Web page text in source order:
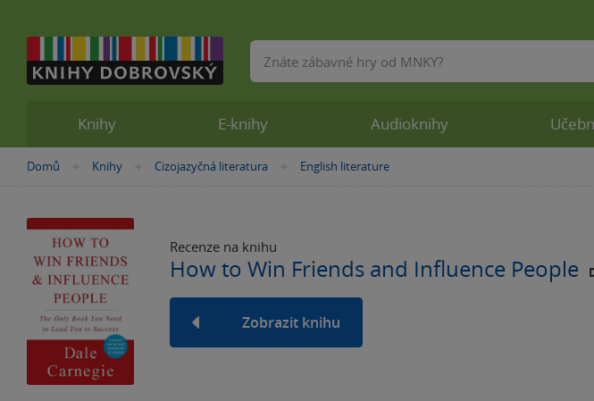
Nacházíte
Domů »
Knihy »
Cizojazyčná literatura »
English literature
Recenze na knihu
How to Win Friends and Influence People
Zobrazit knihu
Knihy E-knihy Audioknihy
Vyhledávání